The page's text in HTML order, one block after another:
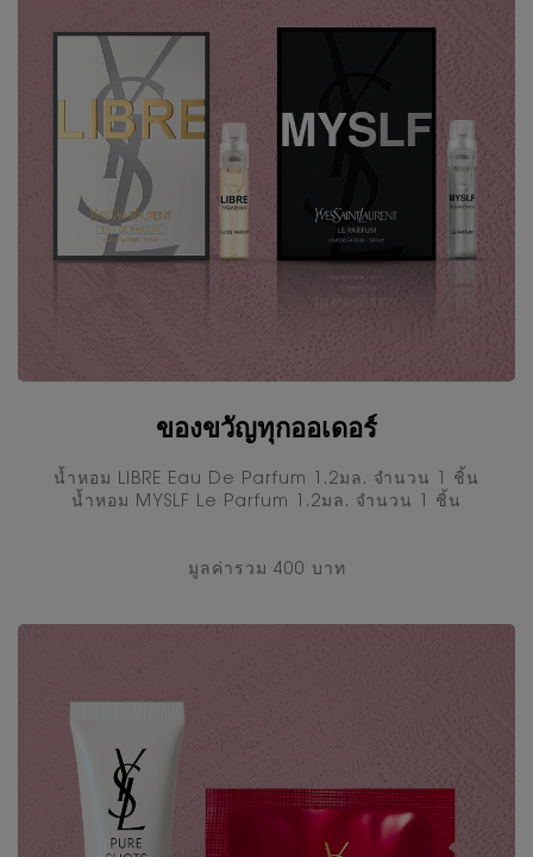
ของขวัญทุกออเดอร์
นํ้าหอม LIBRE Eau De Parfum 1.2มล. จำนวน 1 ชิ้น
นํ้าหอม MYSLF Le Parfum 1.2มล. จำนวน 1 ชิ้น
มูลค่ารวม 400 บาท